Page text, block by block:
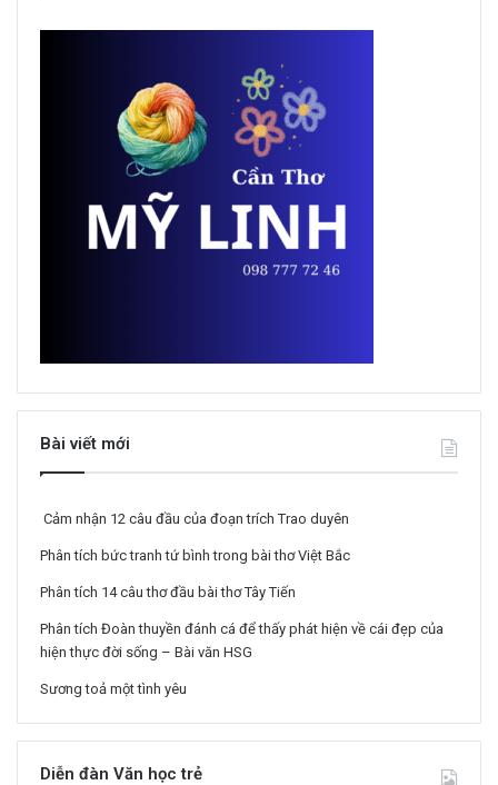
Bài viết mới
Cảm nhận 12 câu đầu của đoạn trích Trao duyên
Phân tích bức tranh tứ bình trong bài thơ Việt Bắc
Phân tích 14 câu thơ đầu bài thơ Tây Tiến
Phân tích Đoàn thuyền đánh cá để thấy phát hiện về cái đẹp của
hiện thực đời sống – Bài văn HSG
Sương toả một tình yêu
Diễn đàn Văn học trẻ